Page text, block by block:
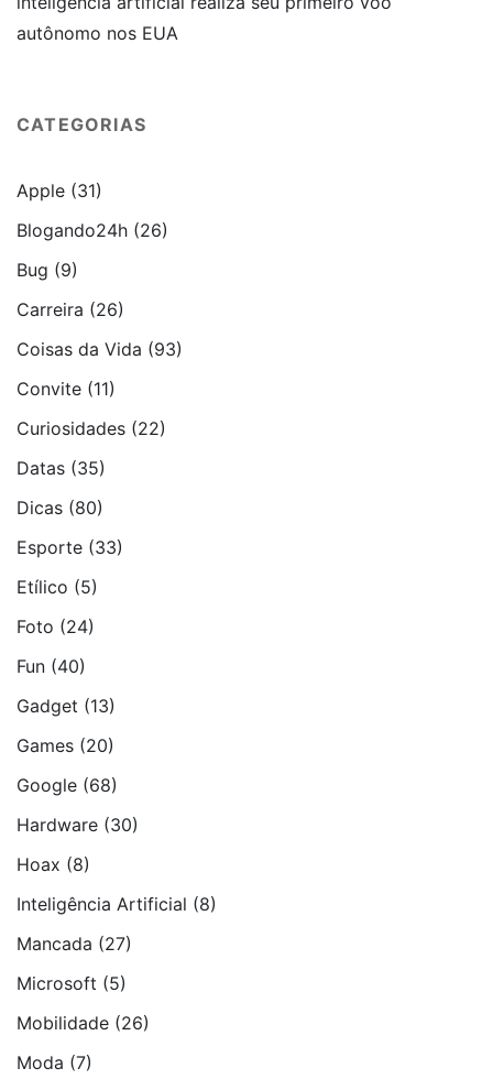
autônomo nos EUA
CATEGORIAS
Apple (31)
Blogando24h (26)
Bug (9)
Carreira (26)
Coisas da Vida (93)
Convite (11)
Curiosidades (22)
Datas (35)
Dicas (80)
Esporte (33)
Etí­lico (5)
Foto (24)
Fun (40)
Gadget (13)
Games (20)
Google (68)
Hardware (30)
Hoax (8)
Inteligência Artificial (8)
Mancada (27)
Microsoft (5)
Mobilidade (26)
Moda (7)